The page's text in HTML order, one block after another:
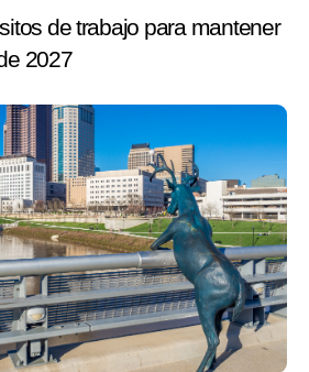
de trabajo para mantener
2027